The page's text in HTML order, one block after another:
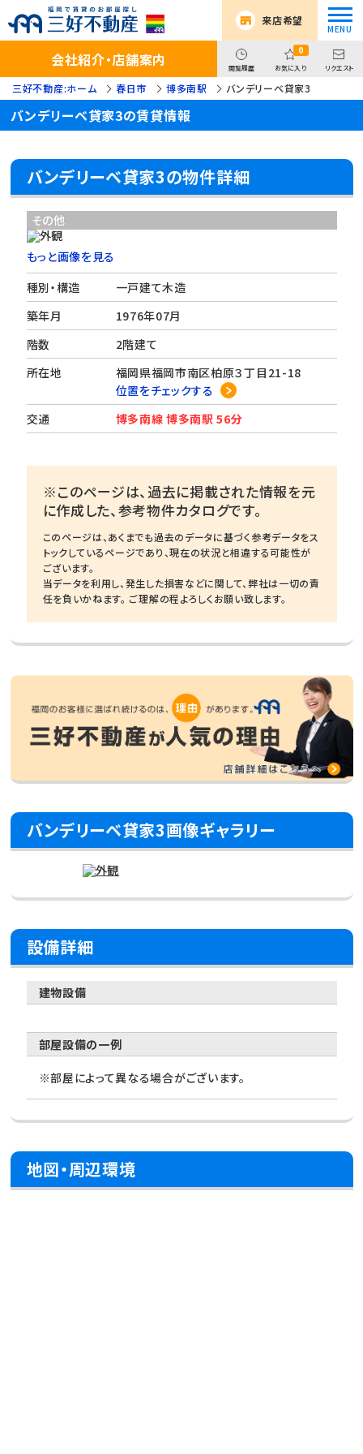
来店希望
会社紹介・店舗案内 閲覧履歴
0
お気に入り リクエスト
三好不動産:ホーム 春日市 博多南駅 バンデリーベ貸家3
バンデリーベ貸家3の賃貸情報
バンデリーベ貸家3の物件詳細
その他
もっと画像を見る
種別・構造
一戸建て木造
築年月
1976年07月
階数
2階建て
所在地
福岡県福岡市南区柏原３丁目21-18
位置をチェックする
交通
博多南線 博多南駅 56分
※このページは、過去に掲載された情報を元
に作成した、参考物件カタログです。
このページは、あくまでも過去のデータに基づく参考データをス
トックしているページであり、現在の状況と相違する可能性が
ございます。
当データを利用し、発生した損害などに関して、弊社は一切の責
任を負いかねます。 ご理解の程よろしくお願い致します。
バンデリーベ貸家3画像ギャラリー
設備詳細
建物設備
部屋設備の一例
※部屋によって異なる場合がございます。
地図・周辺環境